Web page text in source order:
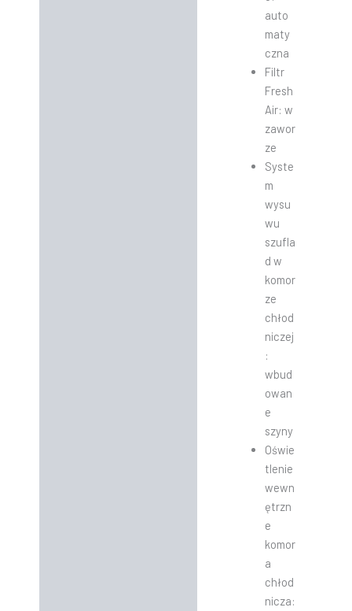
auto
maty
czna
Filtr
Fresh
Air: w
zawor
ze
Syste
m
wysu
wu
szufla
d w
komor
ze
chłod
niczej
:
wbud
owan
e
szyny
Oświe
tlenie
wewn
ętrzn
e
komor
a
chłod
nicza: